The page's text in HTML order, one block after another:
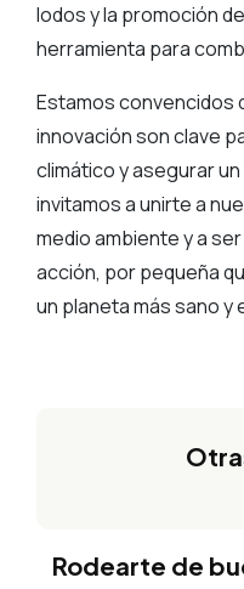
lodos y la promoción
herramienta para
Estamos convencidos
innovación son clave
climático y asegurar
invitamos a unirte a
medio ambiente y a
acción, por pequeña
un planeta más sano y
Rodearte de